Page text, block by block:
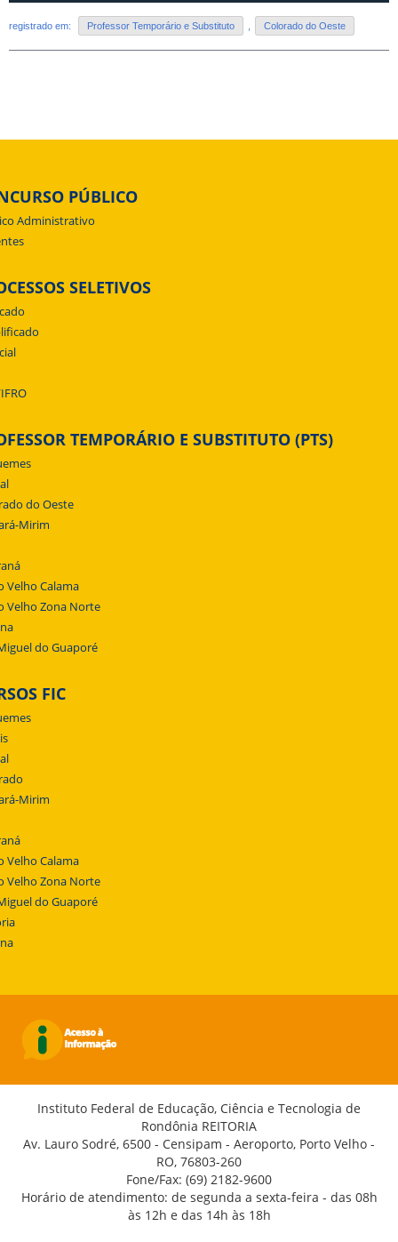
registrado em: Professor Temporário e Substituto , Colorado do Oeste
PÚBLICO
Administrativo
SELETIVOS
TEMPORÁRIO E SUBSTITUTO (PTS)
do Oeste
Mirim
Velho Calama
Velho Zona Norte
do Guaporé
FIC
Mirim
Velho Calama
Velho Zona Norte
do Guaporé
Instituto Federal de Educação, Ciência e Tecnologia de
Rondônia REITORIA
Av. Lauro Sodré, 6500 - Censipam - Aeroporto, Porto Velho -
RO, 76803-260
Fone/Fax: (69) 2182-9600
Horário de atendimento: de segunda a sexta-feira - das 08h
às 12h e das 14h às 18h